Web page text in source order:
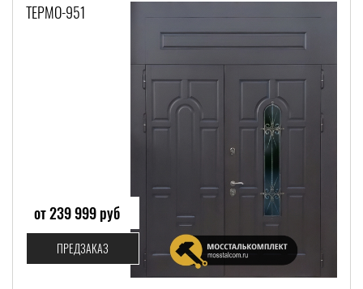
ТЕРМО-1099
от 80 999 руб
ПРЕДЗАКАЗ